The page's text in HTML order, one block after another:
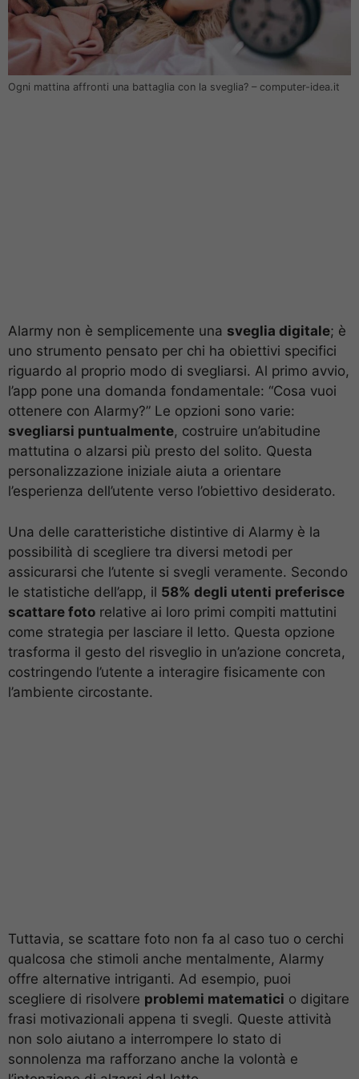
Ogni mattina affronti una battaglia con la sveglia? – computer-idea.it
Alarmy non è semplicemente una sveglia digitale; è
uno strumento pensato per chi ha obiettivi specifici
riguardo al proprio modo di svegliarsi. Al primo avvio,
l’app pone una domanda fondamentale: “Cosa vuoi
ottenere con Alarmy?” Le opzioni sono varie:
svegliarsi puntualmente, costruire un’abitudine
mattutina o alzarsi più presto del solito. Questa
personalizzazione iniziale aiuta a orientare
l’esperienza dell’utente verso l’obiettivo desiderato.
Una delle caratteristiche distintive di Alarmy è la
possibilità di scegliere tra diversi metodi per
assicurarsi che l’utente si svegli veramente. Secondo
le statistiche dell’app, il 58% degli utenti preferisce
scattare foto relative ai loro primi compiti mattutini
come strategia per lasciare il letto. Questa opzione
trasforma il gesto del risveglio in un’azione concreta,
costringendo l’utente a interagire fisicamente con
l’ambiente circostante.
Tuttavia, se scattare foto non fa al caso tuo o cerchi
qualcosa che stimoli anche mentalmente, Alarmy
offre alternative intriganti. Ad esempio, puoi
scegliere di risolvere problemi matematici o digitare
frasi motivazionali appena ti svegli. Queste attività
non solo aiutano a interrompere lo stato di
sonnolenza ma rafforzano anche la volontà e